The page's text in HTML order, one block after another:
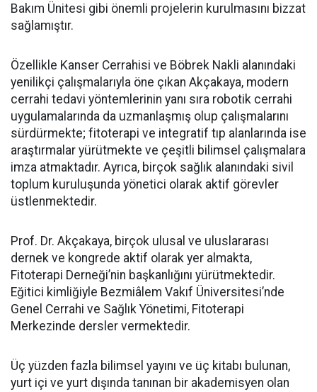
Bakım Ünitesi gibi önemli projelerin kurulmasını bizzat
sağlamıştır.
Özellikle Kanser Cerrahisi ve Böbrek Nakli alanındaki
yenilikçi çalışmalarıyla öne çıkan Akçakaya, modern
cerrahi tedavi yöntemlerinin yanı sıra robotik cerrahi
uygulamalarında da uzmanlaşmış olup çalışmalarını
sürdürmekte; fitoterapi ve integratif tıp alanlarında ise
araştırmalar yürütmekte ve çeşitli bilimsel çalışmalara
imza atmaktadır. Ayrıca, birçok sağlık alanındaki sivil
toplum kuruluşunda yönetici olarak aktif görevler
üstlenmektedir.
Prof. Dr. Akçakaya, birçok ulusal ve uluslararası
dernek ve kongrede aktif olarak yer almakta,
Fitoterapi Derneği’nin başkanlığını yürütmektedir.
Eğitici kimliğiyle Bezmiâlem Vakıf Üniversitesi’nde
Genel Cerrahi ve Sağlık Yönetimi, Fitoterapi
Merkezinde dersler vermektedir.
Üç yüzden fazla bilimsel yayını ve üç kitabı bulunan,
yurt içi ve yurt dışında tanınan bir akademisyen olan